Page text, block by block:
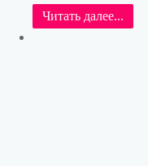
Читать далее...